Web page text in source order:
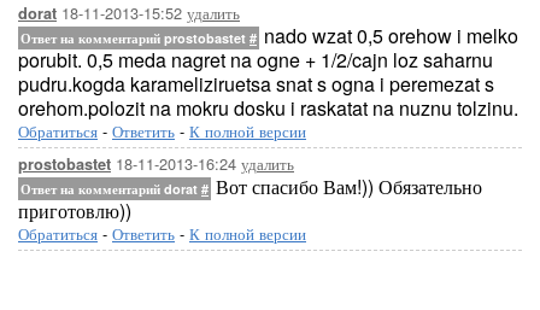
dorat 18-11-2013-15:52 удалить
Ответ на комментарий prostobastet # nado wzat 0,5 orehow i melko
porubit. 0,5 meda nagret na ogne + 1/2/cajn loz saharnu
pudru.kogda karameliziruetsa snat s ogna i peremezat s
orehom.polozit na mokru dosku i raskatat na nuznu tolzinu.
Обратиться - Ответить - К полной версии
prostobastet 18-11-2013-16:24 удалить
Ответ на комментарий dorat # Вот спасибо Вам!)) Обязательно
приготовлю))
Обратиться - Ответить - К полной версии